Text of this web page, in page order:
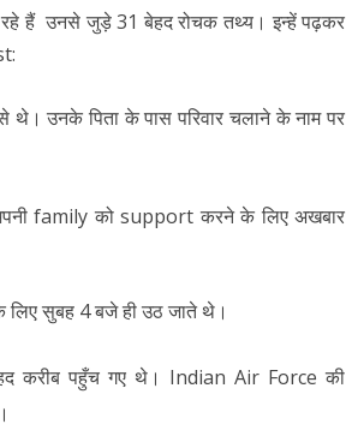
हैं उनसे जुड़े 31 बेहद रोचक तथ्य। इन्हें पढ़कर
थे। उनके पिता के पास परिवार चलाने के नाम पर
family को support करने के लिए अखबार
लिए सुबह 4 बजे ही उठ जाते थे।
करीब पहुँच गए थे। Indian Air Force की